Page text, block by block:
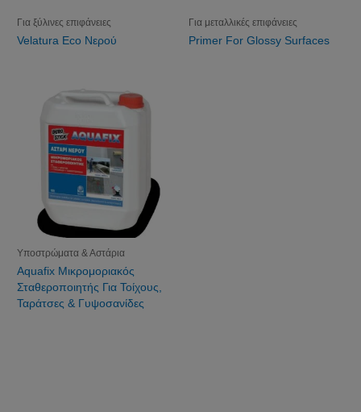
Για ξύλινες επιφάνειες
Velatura Eco Νερού
Για μεταλλικές επιφάνειες
Primer For Glossy Surfaces
Υποστρώματα & Αστάρια
Aquafix Μικρομοριακός
Σταθεροποιητής Για Τοίχους,
Ταράτσες & Γυψοσανίδες